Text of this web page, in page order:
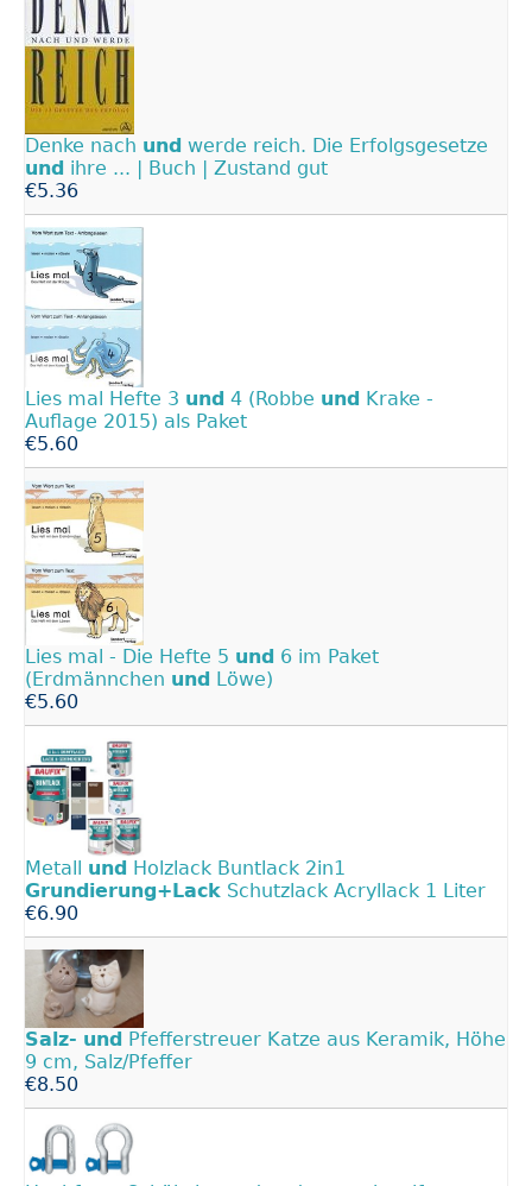
Denke nach und werde reich. Die Erfolgsgesetze
und ihre ... | Buch | Zustand gut
€5.36
Lies mal Hefte 3 und 4 (Robbe und Krake -
Auflage 2015) als Paket
€5.60
Lies mal - Die Hefte 5 und 6 im Paket
(Erdmännchen und Löwe)
€5.60
Metall und Holzlack Buntlack 2in1
Grundierung+Lack Schutzlack Acryllack 1 Liter
€6.90
Salz- und Pfefferstreuer Katze aus Keramik, Höhe
9 cm, Salz/Pfeffer
€8.50